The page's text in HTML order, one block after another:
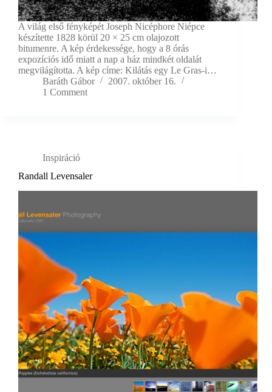
A világ első fényképét Joseph Nicéphore Niépce
készítette 1828 körül 20 × 25 cm olajozott
bitumenre. A kép érdekessége, hogy a 8 órás
expozíciós idő miatt a nap a ház mindkét oldalát
megvilágította. A kép címe: Kilátás egy Le Gras-i…
Baráth Gábor
2007. október 16.
1 Comment
Inspiráció
Randall Levensaler